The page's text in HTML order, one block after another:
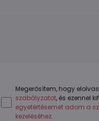
Megerősítem, hogy
szabályzatot, és ezennel
egyetértésemet adom a
kezeléséhez.